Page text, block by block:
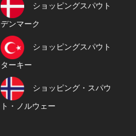
ショッピングスパウト
デンマーク
ショッピングスパウト
ターキー
ショッピング・スパウ
ト・ノルウェー